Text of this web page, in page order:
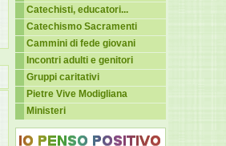
Catechisti, educatori...
Catechismo Sacramenti
Cammini di fede giovani
Incontri adulti e genitori
Gruppi caritativi
Pietre Vive Modigliana
Ministeri